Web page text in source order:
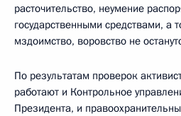
расточительство, неумение
государственными средствами, а
мздоимство, воровство не
По результатам проверок
работают и Контрольное
Президента, и